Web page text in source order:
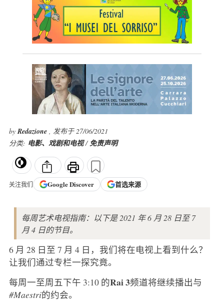
byRedazione , 发布于 27/06/2021
分类: 电影、戏剧和电视/免责声明
关注我们 GoogleDiscover 首选来源
每周艺术电视指南：以下是 2021 年 6 月 28 日至 7
月 4 日的节目。
6 月 28 日至 7 月 4 日，我们将在电视上看到什么？
让我们通过专栏一探究竟。
每周一至周五下午 3:10 的Rai 3频道将继续播出与
#Maestri的约会。